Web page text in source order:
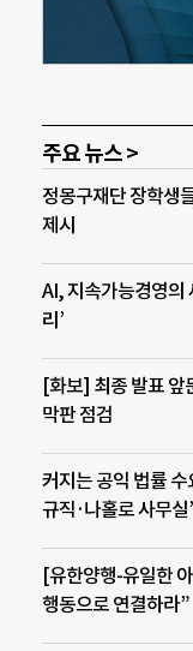
주요 뉴스 >
정몽구재단 장학생
제시
AI, 지속가능경영의
리’
[화보] 최종 발표 앞
막판 점검
커지는 공익 법률
규직·나홀로 사무실
[유한양행-유일한
행동으로 연결하라”